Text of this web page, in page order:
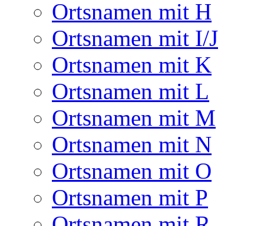
Ortsnamen mit H
Ortsnamen mit I/J
Ortsnamen mit K
Ortsnamen mit L
Ortsnamen mit M
Ortsnamen mit N
Ortsnamen mit O
Ortsnamen mit P